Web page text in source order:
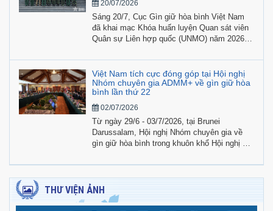
20/07/2026
Sáng 20/7, Cục Gìn giữ hòa bình Việt Nam
đã khai mạc Khóa huấn luyện Quan sát viên
Quân sự Liên hợp quốc (UNMO) năm 2026,
Lào và Belarus cùng 24 học viên Việt Nam.
Việt Nam tích cực đóng góp tại Hội nghị
Nhóm chuyên gia ADMM+ về gìn giữ hòa
bình lần thứ 22
02/07/2026
Từ ngày 29/6 - 03/7/2026, tại Brunei
Darussalam, Hội nghị Nhóm chuyên gia về
gìn giữ hòa bình trong khuôn khổ Hội nghị Bộ
rộng (ADMM+) lần thứ 22, chu kỳ 5 (2024 -
2027) đã được tổ chức dưới sự đồng chủ trì
của Brunei Darussalam và Trung Quốc.
THƯ VIỆN ẢNH